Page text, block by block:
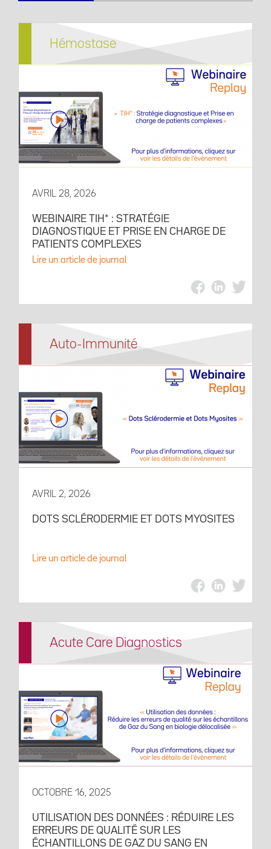
Hémostase
AVRIL 28, 2026
WEBINAIRE TIH* : STRATÉGIE
DIAGNOSTIQUE ET PRISE EN CHARGE DE
PATIENTS COMPLEXES
Lire un article de journal
Auto-Immunité
AVRIL 2, 2026
DOTS SCLÉRODERMIE ET DOTS MYOSITES
Lire un article de journal
Acute Care Diagnostics
OCTOBRE 16, 2025
UTILISATION DES DONNÉES : RÉDUIRE LES
ERREURS DE QUALITÉ SUR LES
ÉCHANTILLONS DE GAZ DU SANG EN